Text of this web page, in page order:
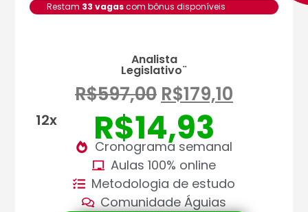
Restam 33 vagascom bônus disponíveis
Analista
Legislativo¨
R$597,00 R$179,10
R$14,93
12x
Cronograma semanal
Aulas 100% online
Metodologia de estudo
Comunidade Águias